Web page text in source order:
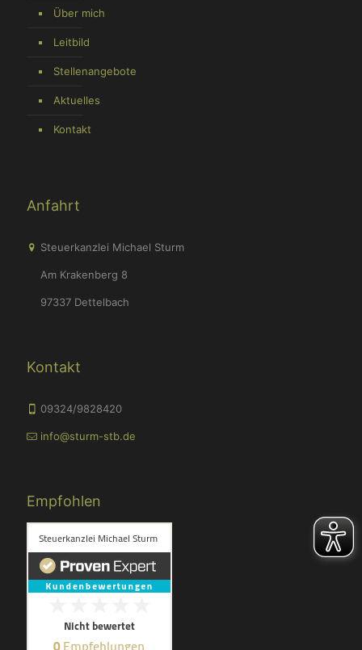
Über mich
Leitbild
Stellenangebote
Aktuelles
Kontakt
Anfahrt
Steuerkanzlei Michael Sturm
Am Krakenberg 8
97337 Dettelbach
Kontakt
09324/9828420
info@sturm-stb.de
Empfohlen